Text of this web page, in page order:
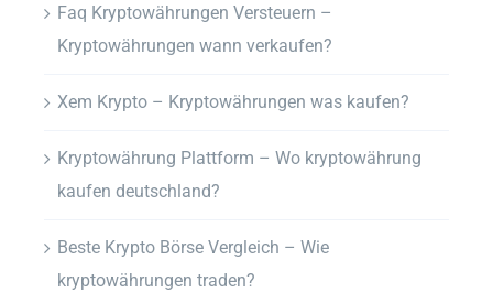
Faq Kryptowährungen Versteuern –
Kryptowährungen wann verkaufen?
Xem Krypto – Kryptowährungen was kaufen?
Kryptowährung Plattform – Wo kryptowährung
kaufen deutschland?
Beste Krypto Börse Vergleich – Wie
kryptowährungen traden?